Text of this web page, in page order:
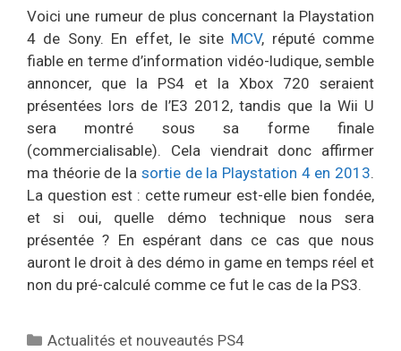
Voici une rumeur de plus concernant la Playstation
4 de Sony. En effet, le site MCV, réputé comme
fiable en terme d’information vidéo-ludique, semble
annoncer, que la PS4 et la Xbox 720 seraient
présentées lors de l’E3 2012, tandis que la Wii U
sera montré sous sa forme finale
(commercialisable). Cela viendrait donc affirmer
ma théorie de la sortie de la Playstation 4 en 2013.
La question est : cette rumeur est-elle bien fondée,
et si oui, quelle démo technique nous sera
présentée ? En espérant dans ce cas que nous
auront le droit à des démo in game en temps réel et
non du pré-calculé comme ce fut le cas de la PS3.
Catégories
Actualités et nouveautés PS4